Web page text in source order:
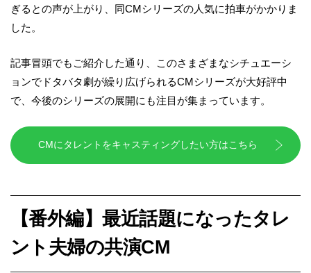
ぎるとの声が上がり、同CMシリーズの人気に拍車がかかりま
した。
記事冒頭でもご紹介した通り、このさまざまなシチュエーシ
ョンでドタバタ劇が繰り広げられるCMシリーズが大好評中
で、今後のシリーズの展開にも注目が集まっています。
CMにタレントをキャスティングしたい方はこちら
【番外編】最近話題になったタレ
ント夫婦の共演CM